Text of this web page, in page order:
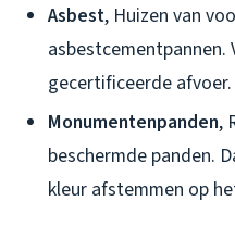
Asbest, Huizen van
asbestcementpannen.
gecertificeerde
Monumentenpanden,
beschermde panden.
kleur afstemmen op